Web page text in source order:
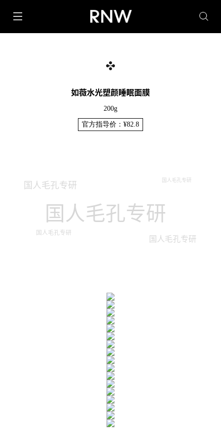
如薇水光塑颜睡眠面膜
200g
官方指导价：¥82.8
国人毛孔专研
国人毛孔专研
国人毛孔专研
国人毛孔专研
国人毛孔专研